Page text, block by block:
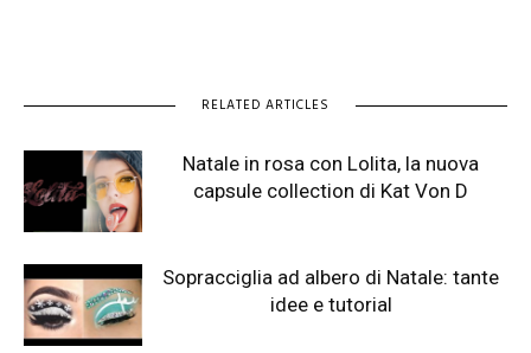
RELATED ARTICLES
Natale in rosa con Lolita, la nuova
capsule collection di Kat Von D
Sopracciglia ad albero di Natale: tante
idee e tutorial